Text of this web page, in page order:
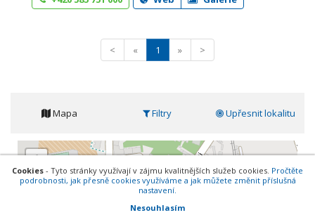
< « 1 » >
Mapa Filtry Upřesnit lokalitu
+
-
Cookies - Tyto stránky využívají v zájmu kvalitnějších služeb cookies. Pročtěte
podrobnosti, jak přesně cookies využíváme a jak můžete změnit příslušná
nastavení.
Nesouhlasím